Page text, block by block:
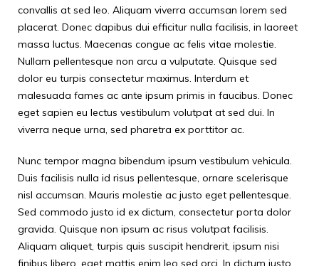
convallis at sed leo. Aliquam viverra accumsan lorem sed
placerat. Donec dapibus dui efficitur nulla facilisis, in laoreet
massa luctus. Maecenas congue ac felis vitae molestie.
Nullam pellentesque non arcu a vulputate. Quisque sed
dolor eu turpis consectetur maximus. Interdum et
malesuada fames ac ante ipsum primis in faucibus. Donec
eget sapien eu lectus vestibulum volutpat at sed dui. In
viverra neque urna, sed pharetra ex porttitor ac.
Nunc tempor magna bibendum ipsum vestibulum vehicula.
Duis facilisis nulla id risus pellentesque, ornare scelerisque
nisl accumsan. Mauris molestie ac justo eget pellentesque.
Sed commodo justo id ex dictum, consectetur porta dolor
gravida. Quisque non ipsum ac risus volutpat facilisis.
Aliquam aliquet, turpis quis suscipit hendrerit, ipsum nisi
finibus libero, eget mattis enim leo sed orci. In dictum justo